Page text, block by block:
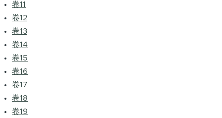
卷11
卷12
卷13
卷14
卷15
卷16
卷17
卷18
卷19